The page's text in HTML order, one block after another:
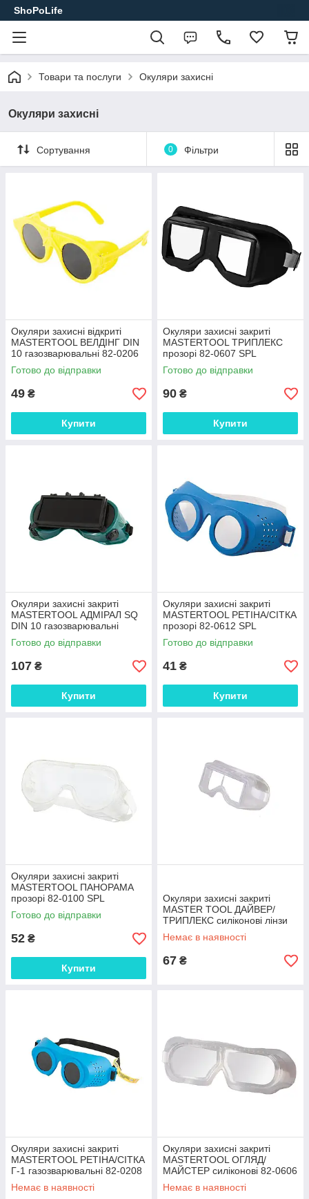
ShoPoLife
Товари та послуги Окуляри захисні
Окуляри захисні
Сортування 0 Фільтри
Окуляри захисні відкриті
MASTERTOOL ВЕЛДІНГ DIN
10 газозварювальні 82-0206
SPL
Готово до відправки
49 ₴
Купити
Окуляри захисні закриті
MASTERTOOL ТРИПЛЕКС
прозорі 82-0607 SPL
Готово до відправки
90 ₴
Купити
Окуляри захисні закриті
MASTERTOOL АДМІРАЛ SQ
DIN 10 газозварювальні
відкидні 82-0205 SPL
Готово до відправки
107 ₴
Купити
Окуляри захисні закриті
MASTERTOOL РЕТІНА/СІТКА
прозорі 82-0612 SPL
Готово до відправки
41 ₴
Купити
Окуляри захисні закриті
MASTERTOOL ПАНОРАМА
прозорі 82-0100 SPL
Готово до відправки
52 ₴
Купити
Окуляри захисні закриті
MASTER TOOL ДАЙВЕР/
ТРИПЛЕКС силіконові лінзи
полікарбонат 82-0613 SPL
Немає в наявності
67 ₴
Окуляри захисні закриті
MASTERTOOL РЕТІНА/СІТКА
Г-1 газозварювальні 82-0208
SPL
Немає в наявності
Окуляри захисні закриті
MASTERTOOL ОГЛЯД/
МАЙСТЕР силіконові 82-0606
SPL
Немає в наявності